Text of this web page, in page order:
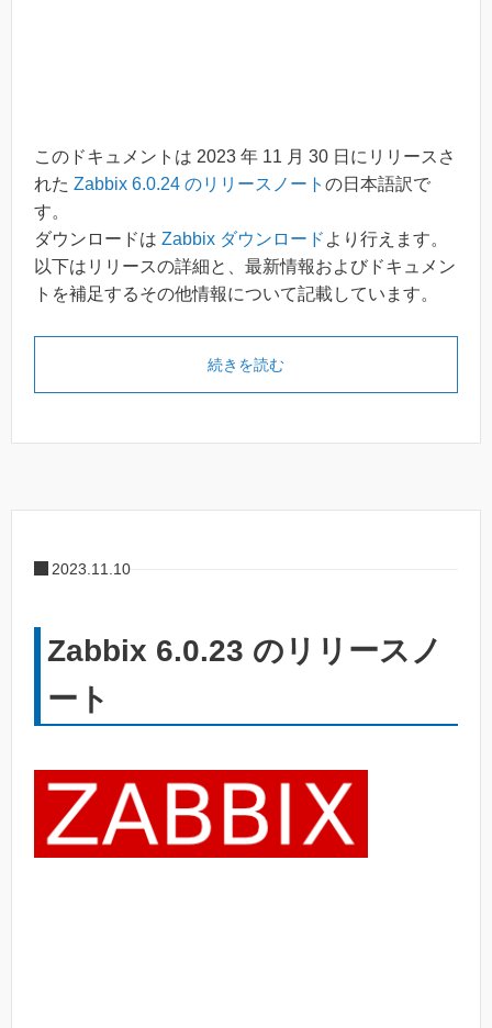
このドキュメントは 2023 年 11 月 30 日にリリースさ
れた Zabbix 6.0.24 のリリースノート の日本語訳で
す。
ダウンロードは Zabbix ダウンロード より行えます。
以下はリリースの詳細と、最新情報およびドキュメン
トを補足するその他情報について記載しています。
続きを読む
2023.11.10
Zabbix 6.0.23 のリリースノ
ート